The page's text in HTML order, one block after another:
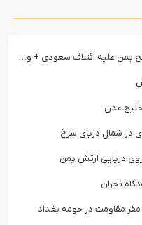
عدن
در شمال دریای سرخ
دریایی ارتش یمن
نجران
مقر مقاومت در حومه بغداد